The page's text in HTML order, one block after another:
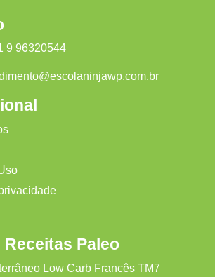
9 96320544
Receitas Paleo
Low Carb Francês TM7